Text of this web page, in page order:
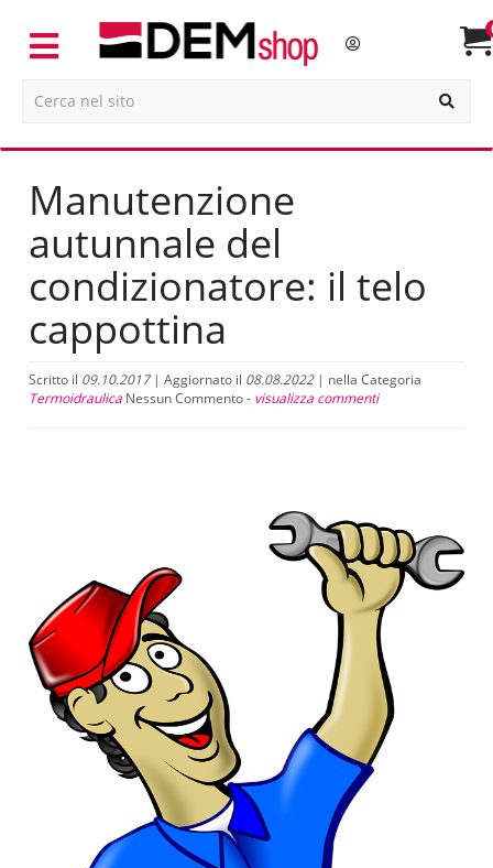
Manutenzione
autunnale del
condizionatore: il telo
cappottina
Scritto il 09.10.2017| Aggiornato il 08.08.2022| nella Categoria
Termoidraulica Nessun Commento - visualizza commenti